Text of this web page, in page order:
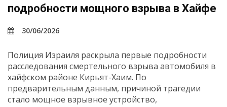
подробности мощного взрыва в Хайфе
30/06/2026
Полиция Израиля раскрыла первые подробности
расследования смертельного взрыва автомобиля в
хайфском районе Кирьят-Хаим. По
предварительным данным, причиной трагедии
стало мощное взрывное устройство,